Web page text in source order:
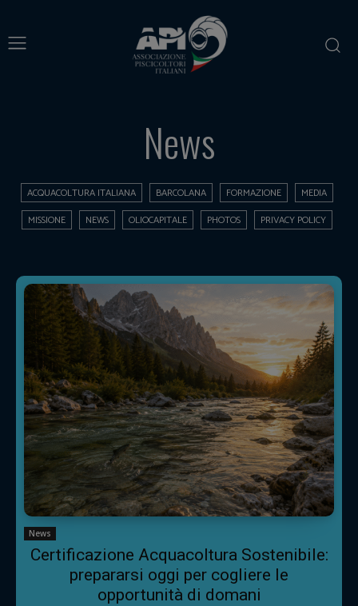
News
ACQUACOLTURA ITALIANA BARCOLANA FORMAZIONE
MEDIA
MISSIONE
NEWS OLIOCAPITALE PHOTOS PRIVACY POLICY
News
Certificazione Acquacoltura Sostenibile:
prepararsi oggi per cogliere le
opportunità di domani